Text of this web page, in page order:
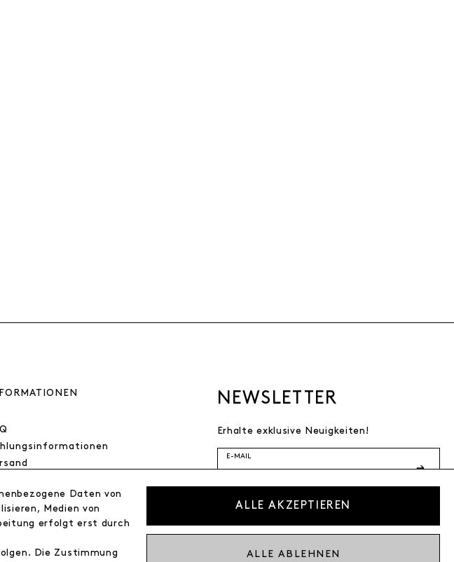
NEWSLETTER
Erhalte exklusive Neuigkeiten!
E-MAIL
Ich bestätige die
* inkl. MwSt. zzgl. Versandkosten
Daten von
Medien von
erfolgt erst durch
Die Zustimmung
ALLE AKZEPTIEREN
ALLE ABLEHNEN